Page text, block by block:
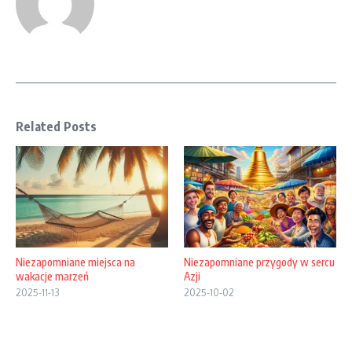
Related Posts
Niezapomniane miejsca na
wakacje marzeń
2025-11-13
Niezapomniane przygody w sercu
Azji
2025-10-02